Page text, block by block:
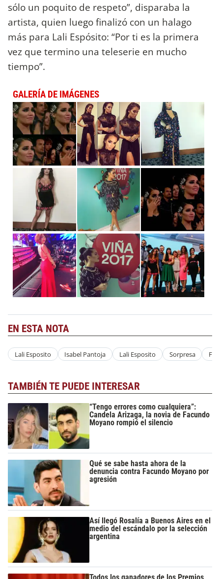
sólo un poquito de respeto”, disparaba la
artista, quien luego finalizó con un halago
más para Lali Espósito: “Por ti es la primera
vez que termino una teleserie en mucho
tiempo”.
GALERÍA DE IMÁGENES
EN ESTA NOTA
Lali Esposito Isabel Pantoja Lali Esposito Sorpresa Fan
TAMBIÉN TE PUEDE INTERESAR
“Tengo errores como cualquiera”:
Candela Arizaga, la novia de Facundo
Moyano rompió el silencio
Qué se sabe hasta ahora de la
denuncia contra Facundo Moyano por
agresión
Así llegó Rosalía a Buenos Aires en el
medio del escándalo por la selección
argentina